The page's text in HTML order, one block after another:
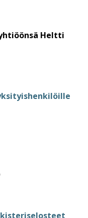
Heltti